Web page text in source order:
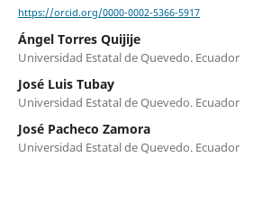
https://orcid.org/0000-0002-5366-5917
Ángel Torres Quijije
Universidad Estatal de Quevedo. Ecuador
José Luis Tubay
Universidad Estatal de Quevedo. Ecuador
José Pacheco Zamora
Universidad Estatal de Quevedo. Ecuador